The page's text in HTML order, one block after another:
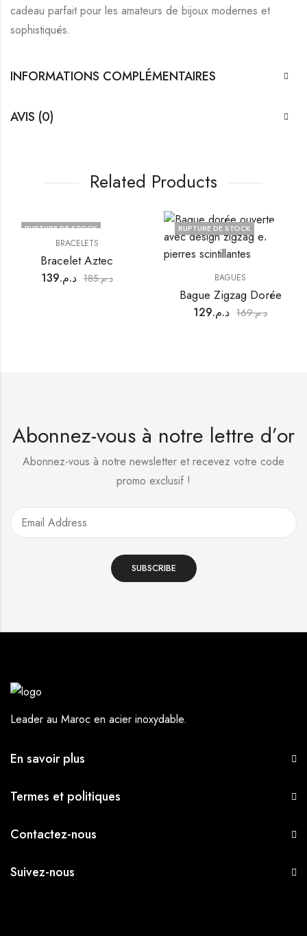
cadeau parfait pour les amateurs de bijoux modernes et
sophistiqués.
INFORMATIONS COMPLÉMENTAIRES
AVIS (0)
Related Products
RUPTURE DE STOCK
BRACELETS
Bracelet Aztec
د.م.139 د.م.185
RUPTURE DE STOCK
BAGUES
Bague Zigzag Dorée
د.م.129 د.م.169
Abonnez-vous à notre lettre d’or
Abonnez-vous à notre newsletter et recevez votre code
promo exclusif !
Leader au Maroc en acier inoxydable.
En savoir plus
Termes et politiques
Contactez-nous
Suivez-nous